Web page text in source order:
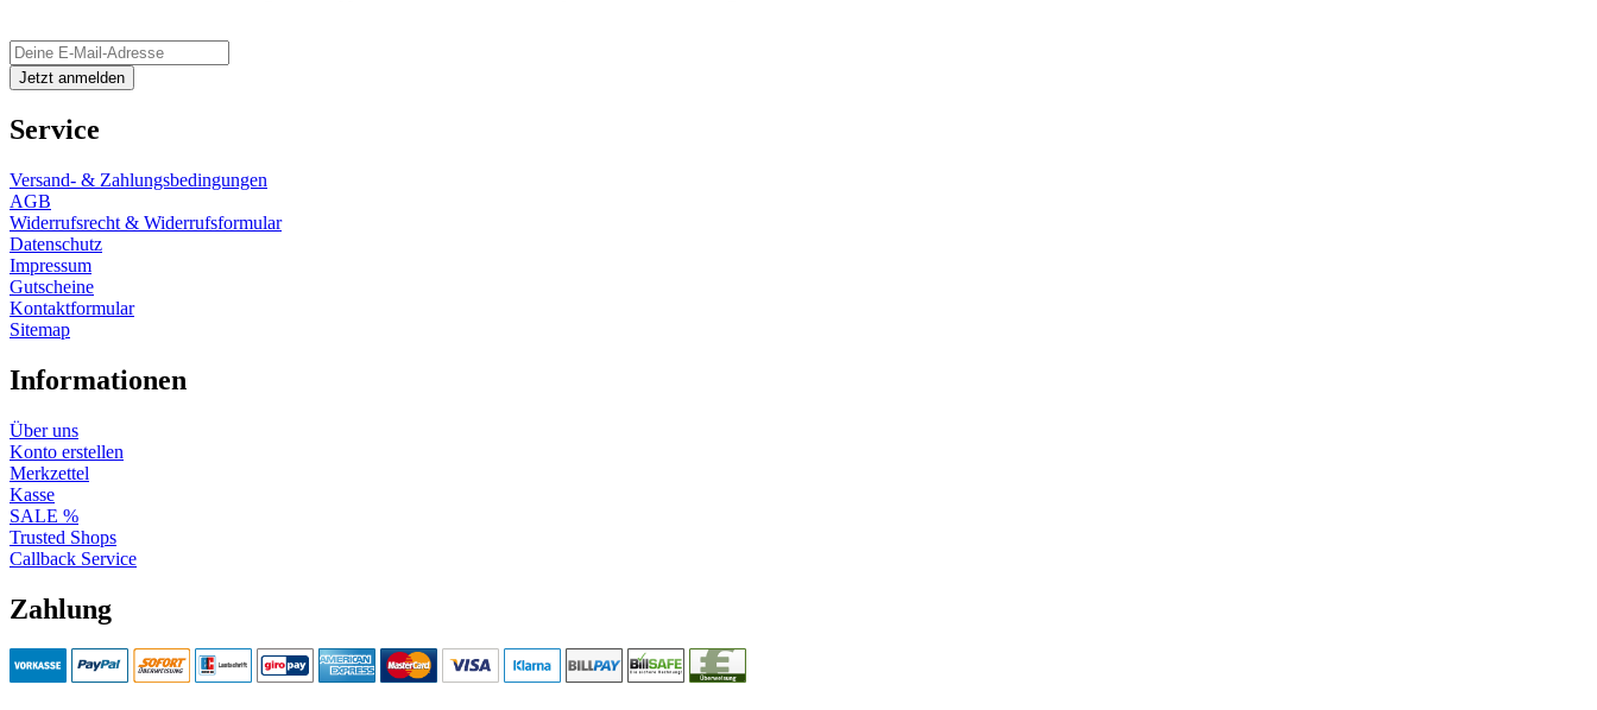
Service
Versand- & Zahlungsbedingungen
AGB
Widerrufsrecht & Widerrufsformular
Datenschutz
Impressum
Gutscheine
Kontaktformular
Sitemap
Informationen
Über uns
Konto erstellen
Merkzettel
Kasse
SALE %
Trusted Shops
Callback Service
Zahlung